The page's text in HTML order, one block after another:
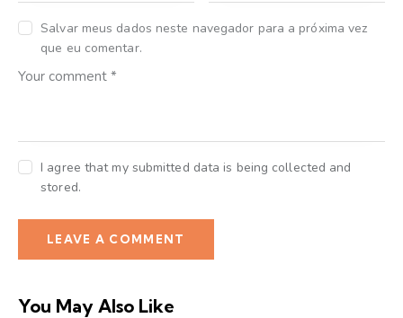
Salvar meus dados neste navegador para a próxima vez
que eu comentar.
I agree that my submitted data is being collected and
stored.
You May Also Like